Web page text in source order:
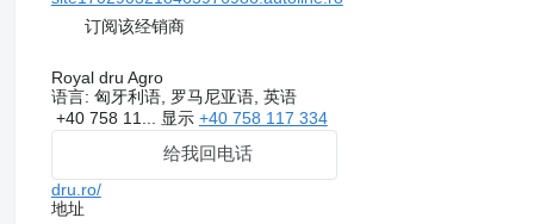
订阅该经销商
Royal dru Agro
语言: 匈牙利语, 罗马尼亚语, 英语
+40 758 11... 显示 +40 758 117 334
给我回电话
dru.ro/
地址